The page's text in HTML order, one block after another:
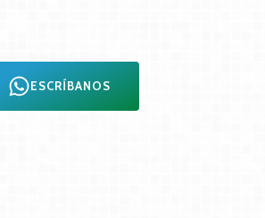
ESCRÍBANOS